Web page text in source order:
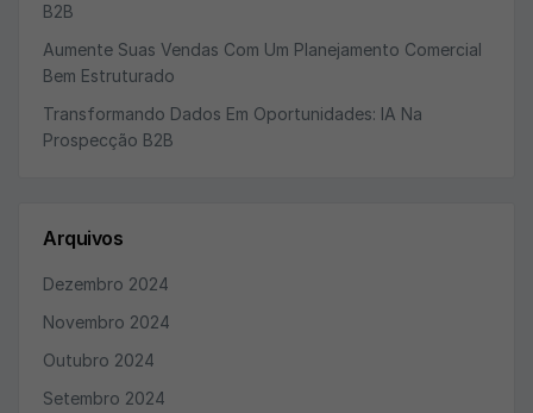
B2B
Aumente Suas Vendas Com Um Planejamento Comercial
Bem Estruturado
Transformando Dados Em Oportunidades: IA Na
Prospecção B2B
Arquivos
Dezembro 2024
Novembro 2024
Outubro 2024
Setembro 2024